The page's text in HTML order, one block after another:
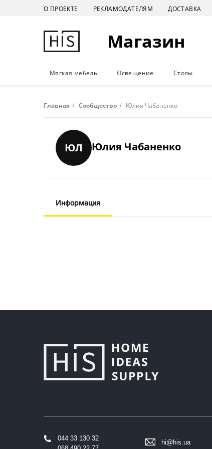
О ПРОЕКТЕ РЕКЛАМОДАТЕЛЯМ ДОСТАВКА
Магазин
Мягкая мебель Освещение Столы
Главная / Сообщество / Юлия Чабаненко
ЮЛ Юлия Чабаненко
Информация
044 33 130 32
hi@his.ua